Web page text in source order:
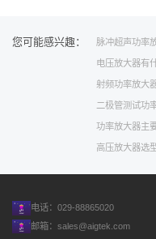
您可能感兴趣： 脉冲超声功率
电压放大器有
射频功率放大
二极管测试功
功率放大器主
高压放大器选
电话：029-88865020
邮箱： sales@aigtek.com